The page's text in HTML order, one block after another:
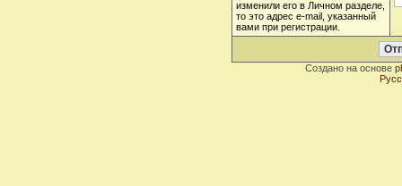
изменили его в Личном разделе,
то это адрес e-mail, указанный
вами при регистрации.
Создано на основе